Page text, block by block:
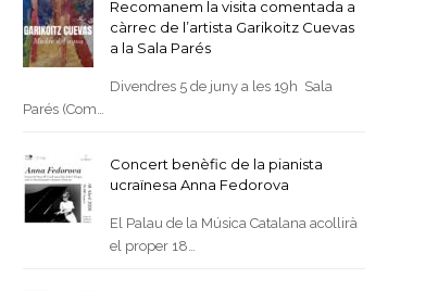
Recomanem la visita comentada a
càrrec de l’artista Garikoitz Cuevas
a la Sala Parés
Divendres 5 de juny a les 19h Sala
Parés (Com…
Concert benèfic de la pianista
ucraïnesa Anna Fedorova
El Palau de la Música Catalana acollirà
el proper 18…